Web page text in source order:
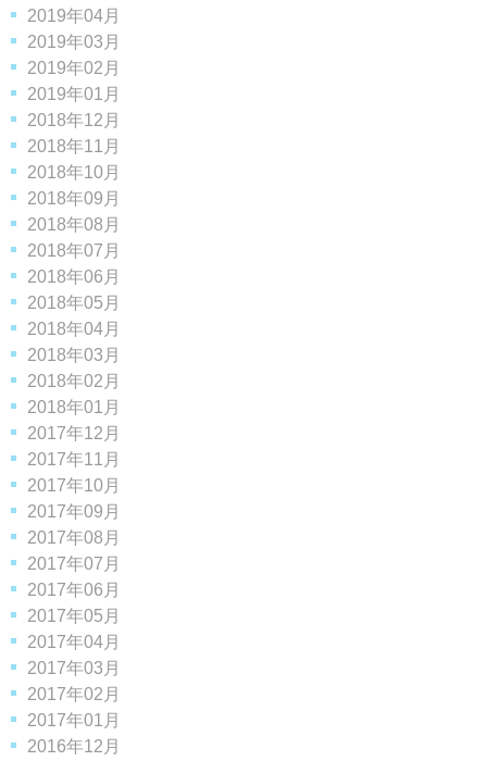
2019年04月
2019年03月
2019年02月
2019年01月
2018年12月
2018年11月
2018年10月
2018年09月
2018年08月
2018年07月
2018年06月
2018年05月
2018年04月
2018年03月
2018年02月
2018年01月
2017年12月
2017年11月
2017年10月
2017年09月
2017年08月
2017年07月
2017年06月
2017年05月
2017年04月
2017年03月
2017年02月
2017年01月
2016年12月